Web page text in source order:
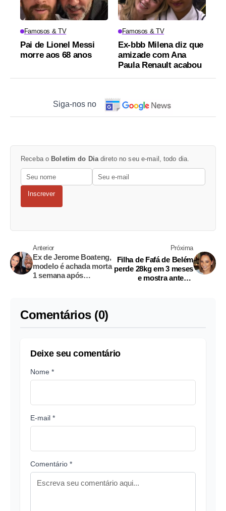
Famosos & TV
Pai de Lionel Messi
morre aos 68 anos
Famosos & TV
Ex-bbb Milena diz que
amizade com Ana
Paula Renault acabou
Siga-nos no
Receba o Boletim do Dia direto no seu e-mail, todo dia.
Inscrever
Anterior
Ex de Jerome Boateng,
modelo é achada morta
1 semana após
Próxima
Filha de Fafá de Belém
perde 28kg em 3 meses
e mostra antes e
Comentários (0)
Deixe seu comentário
Nome *
E-mail *
Comentário *